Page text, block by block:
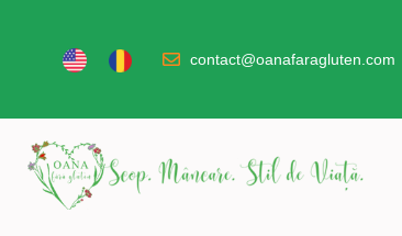
contact@oanafaragluten.com